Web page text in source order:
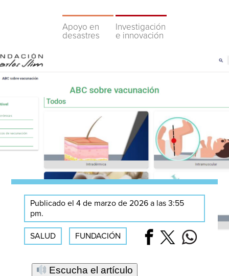
Apoyo en
desastres
Investigación
e innovación
Publicado el 4 de marzo de 2026 a las 3:55
pm.
SALUD FUNDACIÓN
Escucha el artículo